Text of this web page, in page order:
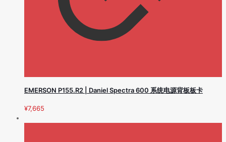
EMERSON P155.R2 | Daniel Spectra 600 系统电源背板板卡
¥7,665